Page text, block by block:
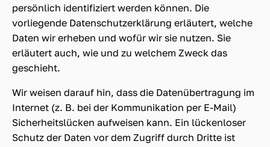
persönlich identifiziert werden können. Die
vorliegende Datenschutzerklärung erläutert, welche
Daten wir erheben und wofür wir sie nutzen. Sie
erläutert auch, wie und zu welchem Zweck das
geschieht.
Wir weisen darauf hin, dass die Datenübertragung im
Internet (z. B. bei der Kommunikation per E-Mail)
Sicherheitslücken aufweisen kann. Ein lückenloser
Schutz der Daten vor dem Zugriff durch Dritte ist